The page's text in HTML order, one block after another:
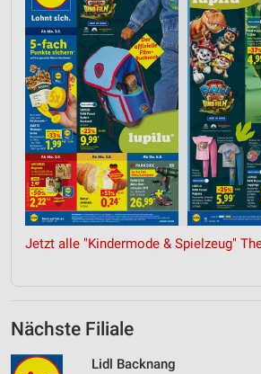
Jetzt alle "Kindermode & Spielzeug"
Nächste Filiale
Lidl Backnang